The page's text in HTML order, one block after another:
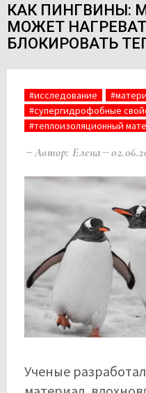
КАК ПИНГВИНЫ:
МОЖЕТ
БЛОКИРОВАТЬ
#исследование
#супергидрофобные
#теплоизоляционный
Автор: Елена
Ученые